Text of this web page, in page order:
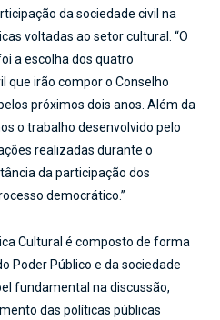
da sociedade civil na
voltadas ao setor cultural. “O
a escolha dos quatro
que irão compor o Conselho
próximos dois anos. Além da
o trabalho desenvolvido pelo
realizadas durante o
da participação dos
democrático.”
Cultural é composto de forma
Poder Público e da sociedade
fundamental na discussão,
das políticas públicas